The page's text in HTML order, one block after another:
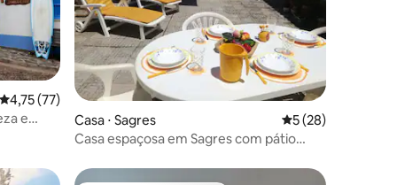
4,75 de uma avaliação média de 5, 77 avaliações
4,75 (77)
e
Casa ⋅ Sagres 5 de uma
5 (28)
Casa espaçosa em Sagres com pátio